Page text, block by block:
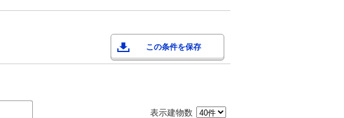
この条件を保存
表示建物数